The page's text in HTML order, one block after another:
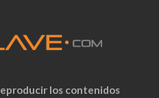
los contenidos